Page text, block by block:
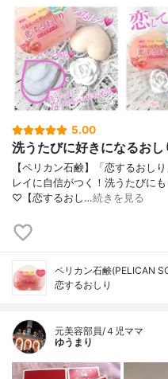
5.00
洗うたびに好きになるお
【ペリカン石鹸】「恋するおし
レイに自信がつく！洗うたびに
♡【恋するおし…続きを見る
ペリカン石鹸(PELICAN
恋するおしり
元美容部員/４児ママ
ゆうまり